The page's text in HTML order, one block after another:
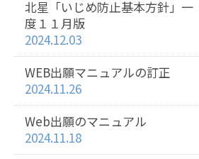
北星「いじめ防止基本方針」
度１１月版
2024.12.03
WEB出願マニュアルの訂正
2024.11.26
Web出願のマニュアル
2024.11.18